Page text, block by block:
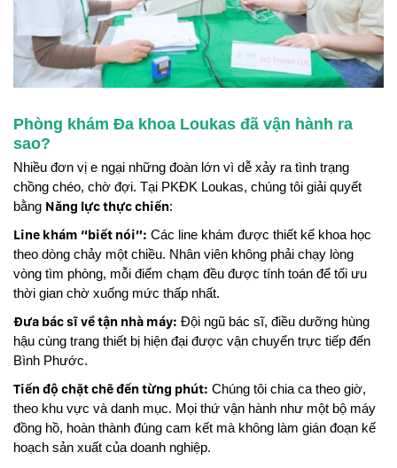
Phòng khám Đa khoa Loukas đã vận hành ra
sao?
Nhiều đơn vị e ngại những đoàn lớn vì dễ xảy ra tình trạng
chồng chéo, chờ đợi. Tại PKĐK Loukas, chúng tôi giải quyết
bằng Năng lực thực chiến:
Line khám “biết nói”: Các line khám được thiết kế khoa học
theo dòng chảy một chiều. Nhân viên không phải chạy lòng
vòng tìm phòng, mỗi điểm chạm đều được tính toán để tối ưu
thời gian chờ xuống mức thấp nhất.
Đưa bác sĩ về tận nhà máy: Đội ngũ bác sĩ, điều dưỡng hùng
hậu cùng trang thiết bị hiện đại được vận chuyển trực tiếp đến
Bình Phước.
Tiến độ chặt chẽ đến từng phút: Chúng tôi chia ca theo giờ,
theo khu vực và danh mục. Mọi thứ vận hành như một bộ máy
đồng hồ, hoàn thành đúng cam kết mà không làm gián đoạn kế
hoạch sản xuất của doanh nghiệp.